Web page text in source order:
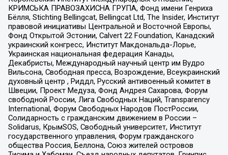
КРИМСЬКА ПРАВОЗАХИСНА ГРУПА, Фонд имени Генриха
Бёлля, Stichting Bellingcat, Bellingcat Ltd, The Insider, Институт
правовой инициативы Центральной и Восточной Европы,
Фонд Открытой Эстонии, Calvert 22 Foundation, Канадский
украинский конгресс, Институт Макдональда-Лорье,
Украинская национальная федерация Канады,
Декабристы, Международный научный центр им Вудро
Вильсона, Свободная пресса, Возрождение, Всеукраинский
духовный центр , Риддл, Русский антивоенный комитет в
Швеции, Проект Медуза, Фонд Андрея Сахарова, Форум
свободной России, Лига Свободных Наций, Transparеncy
International, Форум Свободных Народов ПостРоссии,
Солидарность с гражданским движением в России –
Solidarus, КрымSOS, Свободный университет, Институт
государственного управления, Форум гражданского
общества Россия, Беллона, Союз жителей островов